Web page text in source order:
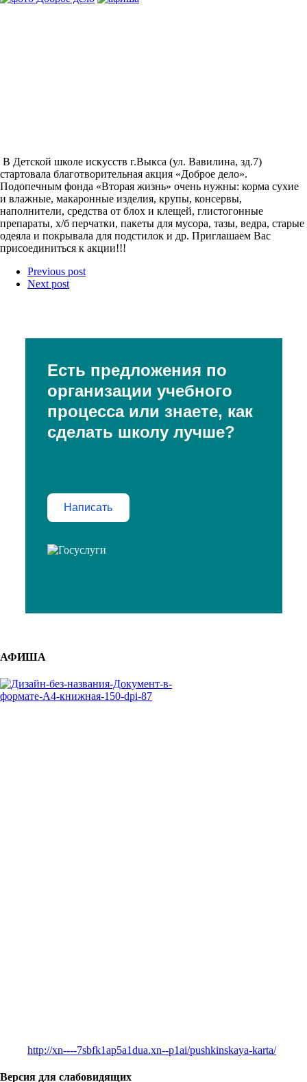
В Детской школе искусств г.Выкса (ул. Вавилина, зд.7)
стартовала благотворительная акция «Доброе дело».
Подопечным фонда «Вторая жизнь» очень нужны: корма сухие
и влажные, макаронные изделия, крупы, консервы,
наполнители, средства от блох и клещей, глистогонные
препараты, х/б перчатки, пакеты для мусора, тазы, ведра, старые
одеяла и покрывала для подстилок и др. Приглашаем Вас
присоединиться к акции!!!
Previous post
Next post
Есть предложения по
организации учебного
процесса или знаете, как
сделать школу лучше?
Написать
АФИША
http://xn----7sbfk1ap5a1dua.xn--p1ai/pushkinskaya-karta/
Версия для слабовидящих